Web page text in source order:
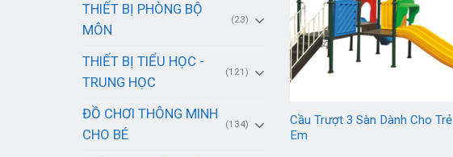
THIẾT BỊ PHÒNG BỘ
MÔN
(23)
THIẾT BỊ TIỂU HỌC -
TRUNG HỌC
(121)
ĐỒ CHƠI THÔNG MINH
CHO BÉ
(134)
Cầu Trượt 3 Sàn Dành Cho Trẻ
Em